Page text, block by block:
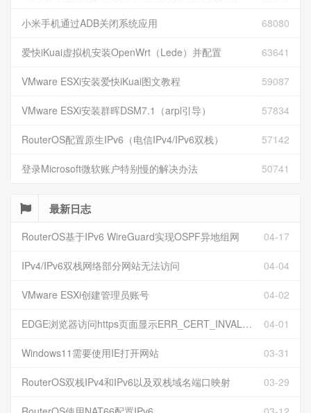
68080
小米手机通过ADB关闭系统应用
63641
爱快iKuai虚拟机安装OpenWrt（Lede）并配置
59087
VMware ESXi安装爱快iKuai图文教程
57834
VMware ESXi安装群晖DSM7.1（arpl引导）
57142
RouterOS配置原生IPv6（电信IPv4/IPv6双栈）
50741
登录Microsoft微软账户特别慢的解决办法
最新日志
04-17
RouterOS基于IPv6 WireGuard实现OSPF异地组网
04-04
IPv4/IPv6双栈网络部分网站无法访问
04-02
VMware ESXi创建管理员账号
04-01
EDGE浏览器访问https页面显示ERR_CERT_INVALID且无法跳过继续访问
03-31
Windows11需要使用IE打开网站
03-29
RouterOS双栈IPv4和IPv6以及双栈域名端口映射